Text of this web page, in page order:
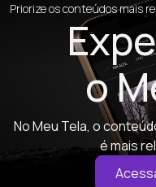
Priorize os conteúdos mais
o
No Meu Tela, o
é mais